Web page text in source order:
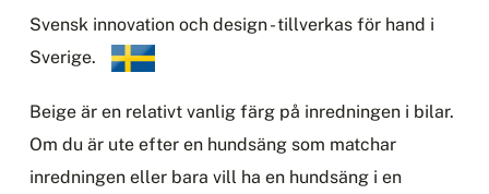
Svensk innovation och design - tillverkas för hand i
Sverige.
Beige är en relativt vanlig färg på inredningen i bilar.
Om du är ute efter en hundsäng som matchar
inredningen eller bara vill ha en hundsäng i en